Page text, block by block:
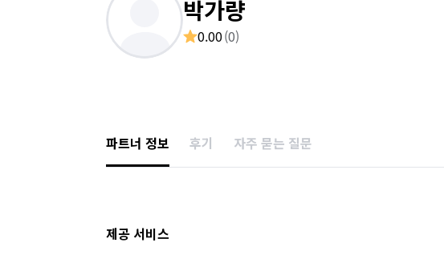
박가량
0.00(0)
파트너 정보 후기 자주 묻는 질문
제공 서비스